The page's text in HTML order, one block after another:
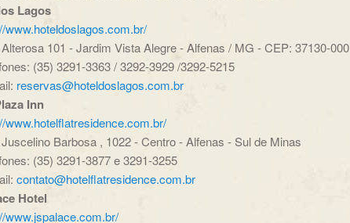
Lagos
www.hoteldoslagos.com.br/
101 - Jardim Vista Alegre - Alfenas / MG - CEP: 37130-000
(35) 3291-3363 / 3292-3929 /3292-5215
reservas@hoteldoslagos.com.br
Inn
www.hotelflatresidence.com.br/
Barbosa , 1022 - Centro - Alfenas - Sul de Minas
(35) 3291-3877 e 3291-3255
contato@hotelflatresidence.com.br
Hotel
www.jspalace.com.br/